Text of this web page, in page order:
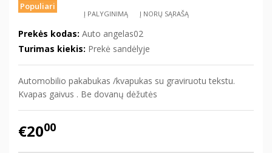
Populiari
Į PALYGINIMĄ Į NORŲ SĄRAŠĄ
Prekės kodas: Auto angelas02
Turimas kiekis: Prekė sandėlyje
Automobilio pakabukas /kvapukas su graviruotu tekstu.
Kvapas gaivus . Be dovanų dėžutės
€2000